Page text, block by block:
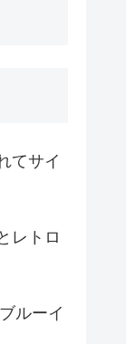
てサイ
レトロ
ルーイ